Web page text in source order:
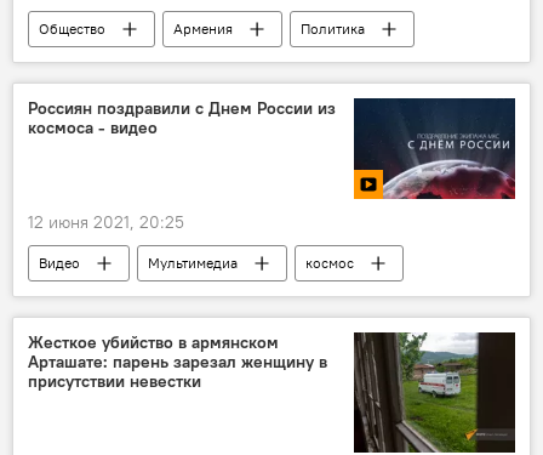
Общество Армения
Политика
Пашинян Никол
госсекретарь
США
Россиян поздравили с Днем России из
космоса - видео
12 июня 2021, 20:25
Видео Мультимедиа космос
Жесткое убийство в армянском
Арташате: парень зарезал женщину в
присутствии невестки